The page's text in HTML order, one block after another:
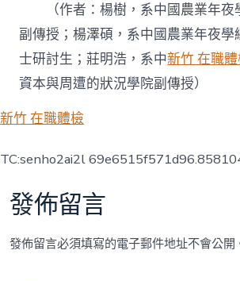
（作者：楊樹，系中國農業年
副傳授；楊澤碩，系中國農業年夜學
士研討生；莊明浩，系中新竹 在職
資本與周遭的狀況學院副傳授）
新竹 在職體檢
TC:senho2ai2l
發佈留言
發佈留言必須填寫的電子郵件地址不會公開